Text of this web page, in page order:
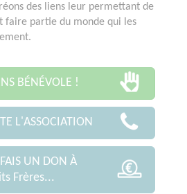
des liens leur permettant de
faire partie du monde qui les
BÉNÉVOLE !
L'ASSOCIATION
UN DON À
Frères...